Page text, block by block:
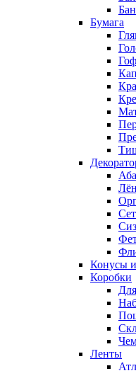
Бумага
Лён
Конусы
Коробки
Ленты